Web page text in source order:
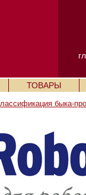
ТОВАРЫ
быка-